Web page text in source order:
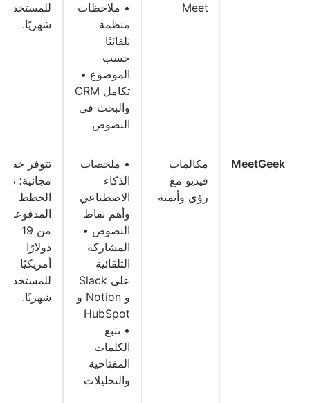
Meet
• ملاحظات
منظمة
تلقائيًا
حسب
الموضوع •
تكامل CRM
والبحث في
النصوص
للمستخدم
شهريًا.
MeetGeek
مكالمات
فيديو مع
رؤى وأتمتة
• ملخصات
الذكاء
الاصطناعي
وأهم نقاط
النصوص •
المشاركة
التلقائية
على Slack
و Notion و
HubSpot
• تتبع
الكلمات
المفتاحية
والتحليلات
تتوفر خطة
مجانية؛ تبدأ
الخطط
المدفوعة
من 19
دولارًا
أمريكيًا
للمستخدم
شهريًا.